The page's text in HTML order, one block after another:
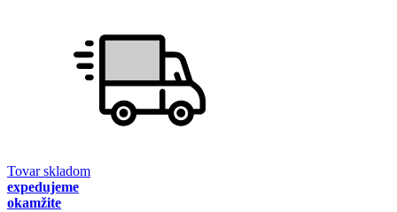
Tovar skladom
expedujeme
okamžite